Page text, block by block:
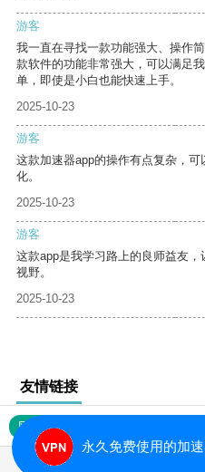
游客
我一直在寻找一款功能强大、操作
款软件的功能非常强大，可以满足
单，即使是小白也能快速上手。
2025-10-23
游客
这款加速器app的操作有点复杂，
化。
2025-10-23
游客
这款app是我学习路上的良师益友
视野。
2025-10-23
友情链接
网站地图
永久免费使用的加